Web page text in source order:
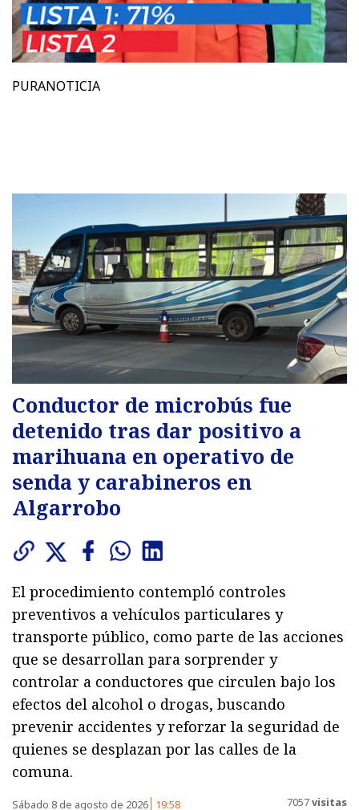
PURANOTICIA
Conductor de microbús fue
detenido tras dar positivo a
marihuana en operativo de
senda y carabineros en
Algarrobo
El procedimiento contempló controles
preventivos a vehículos particulares y
transporte público, como parte de las acciones
que se desarrollan para sorprender y
controlar a conductores que circulen bajo los
efectos del alcohol o drogas, buscando
prevenir accidentes y reforzar la seguridad de
quienes se desplazan por las calles de la
comuna.
Sábado 8 de agosto de 2026 19:58 7057visitas